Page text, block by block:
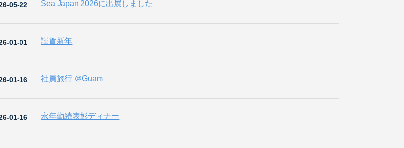
05-22 Sea Japan 2026に出展しました
01-01 謹賀新年
01-16 社員旅行 ＠Guam
01-16 永年勤続表彰ディナー